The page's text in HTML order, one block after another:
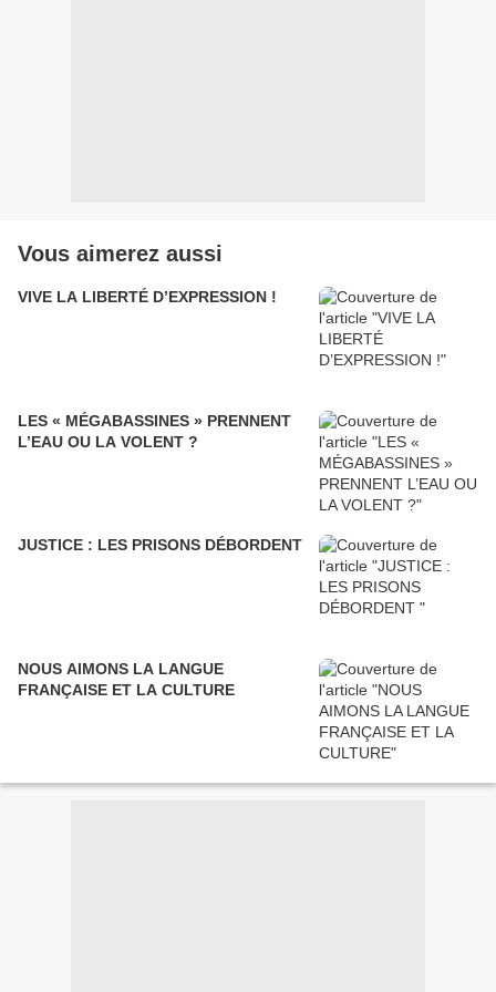
Vous aimerez aussi
VIVE LA LIBERTÉ D’EXPRESSION !
LES « MÉGABASSINES » PRENNENT
L’EAU OU LA VOLENT ?
JUSTICE : LES PRISONS DÉBORDENT
NOUS AIMONS LA LANGUE
FRANÇAISE ET LA CULTURE